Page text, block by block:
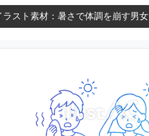
ラスト素材：暑さで体調を崩す男女